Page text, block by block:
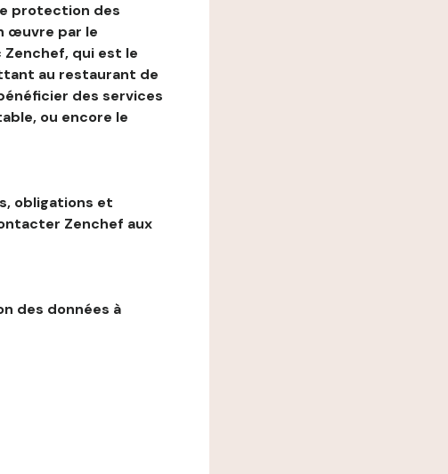
protection des
œuvre par le
qui est le
au restaurant de
des services
ou encore le
obligations et
Zenchef aux
des données à